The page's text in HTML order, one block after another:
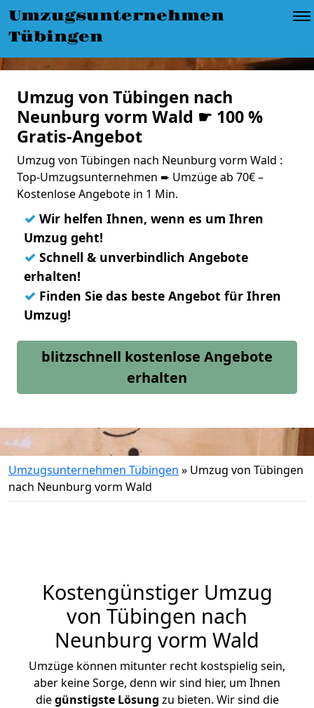
Umzugsunternehmen
Tübingen
Umzug von Tübingen nach
Neunburg vorm Wald ☛ 100 %
Gratis-Angebot
Umzug von Tübingen nach Neunburg vorm Wald :
Top-Umzugsunternehmen ➨ Umzüge ab 70€ –
Kostenlose Angebote in 1 Min.
✓ Wir helfen Ihnen, wenn es um Ihren
Umzug geht!
✓ Schnell & unverbindlich Angebote
erhalten!
✓ Finden Sie das beste Angebot für Ihren
Umzug!
blitzschnell kostenlose Angebote
erhalten
Umzugsunternehmen Tübingen » Umzug von Tübingen
nach Neunburg vorm Wald
Kostengünstiger Umzug
von Tübingen nach
Neunburg vorm Wald
Umzüge können mitunter recht kostspielig sein,
aber keine Sorge, denn wir sind hier, um Ihnen
diegünstigste Lösung zu bieten. Wir sind die